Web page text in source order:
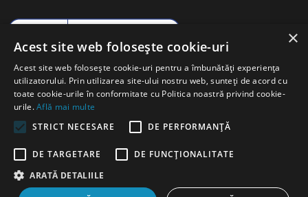
Copyright ©️ 2026 activgm.ro
×
Acest site web folosește cookie-uri
Acest site web folosește cookie-uri pentru a îmbunătăți experiența
utilizatorului. Prin utilizarea site-ului nostru web, sunteți de acord cu
toate cookie-urile în conformitate cu Politica noastră privind cookie-
urile.Află mai multe
STRICT NECESARE
DE PERFORMANȚĂ
DE TARGETARE
DE FUNCŢIONALITATE
ARATĂ DETALIILE